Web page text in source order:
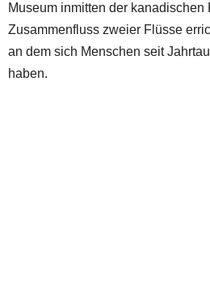
Museum inmitten der kanadischen
Zusammenfluss zweier Flüsse
an dem sich Menschen seit
haben.